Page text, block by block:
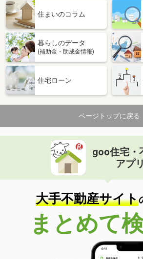
住まいのコラム
暮らしのデータ
(補助金・助成金情報)
住宅ローン
ページトップに戻る
goo住宅・
アプリ
大手不動産サイト
まとめて